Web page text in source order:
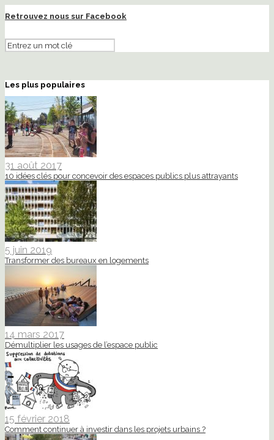
Retrouvez nous sur Facebook
Les plus populaires
31 août 2017
10 idées clés pour concevoir des espaces publics plus attrayants
5 juin 2019
Transformer des bureaux en logements
14 mars 2017
Démultiplier les usages de l’espace public
15 février 2018
Comment continuer à investir dans les projets urbains ?